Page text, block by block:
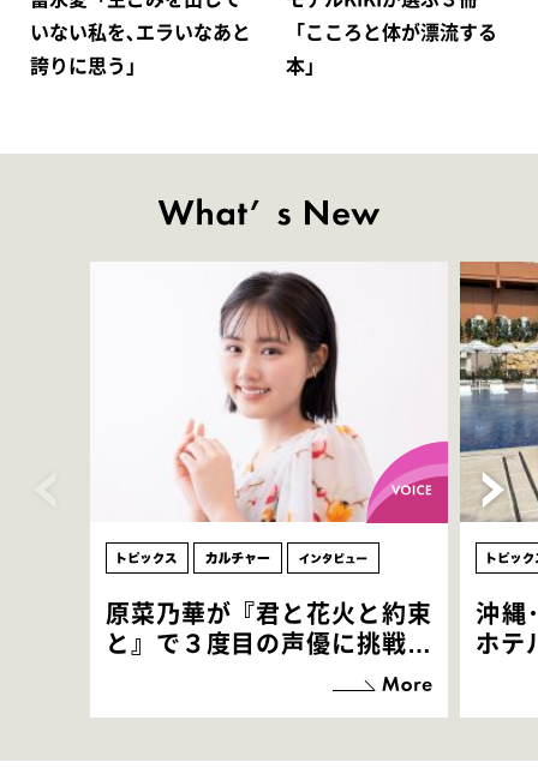
いない私を､エラいなあと
誇りに思う」
「こころと体が漂流する
本」
原菜乃華が『君と花火と約束
と』で３度目の声優に挑戦！
「お邪魔させてもらっている
感覚ですが､お芝居に没頭で
沖縄
ホテ